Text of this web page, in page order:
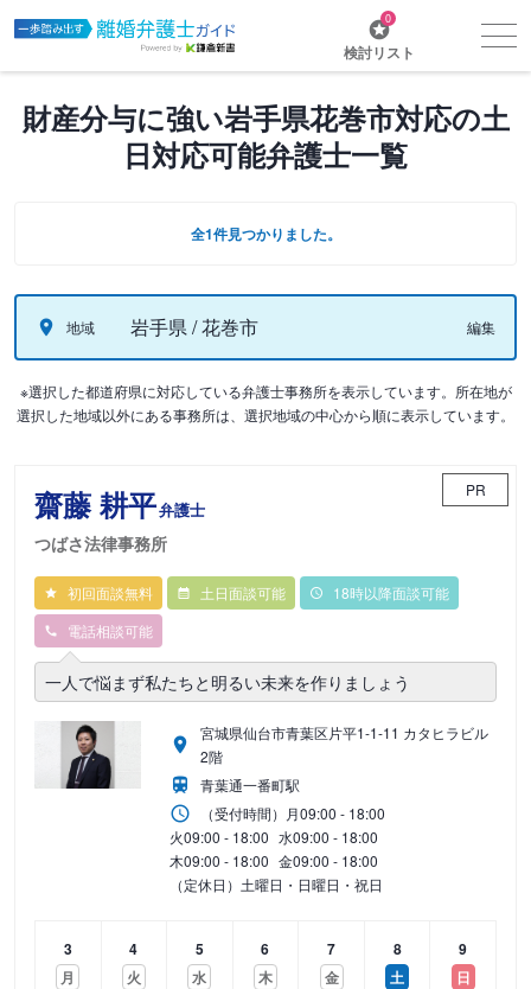
0
検討リスト
財産分与に強い岩手県花巻市対応の土
日対応可能弁護士一覧
全1件見つかりました。
地域 岩手県 / 花巻市 編集
※選択した都道府県に対応している弁護士事務所を表示しています。所在地が
選択した地域以外にある事務所は、選択地域の中心から順に表示しています。
齋藤 耕平弁護士
つばさ法律事務所
PR
初回面談無料 土日面談可能
18時以降面談可能
電話相談可能
一人で悩まず私たちと明るい未来を作りましょう
宮城県仙台市青葉区片平1-1-11 カタヒラビル
2階
青葉通一番町駅
（受付時間） 月09:00 - 18:00
火09:00 - 18:00 水09:00 - 18:00
木09:00 - 18:00 金09:00 - 18:00
（定休日）土曜日・日曜日・祝日
3
月
4
火
5
水
6
木
7
金
8
土
9
日